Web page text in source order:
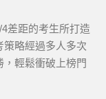
差距的考生所打造
策略經過多人多次
輕鬆衝破上榜門